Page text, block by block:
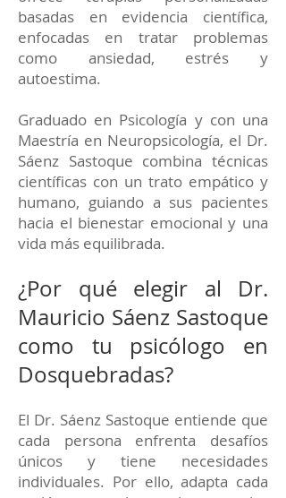
basadas en evidencia científica,
enfocadas en tratar problemas
como ansiedad, estrés y
autoestima.
Graduado en Psicología y con una
Maestría en Neuropsicología, el Dr.
Sáenz Sastoque combina técnicas
científicas con un trato empático y
humano, guiando a sus pacientes
hacia el bienestar emocional y una
vida más equilibrada.
¿Por qué elegir al Dr.
Mauricio Sáenz Sastoque
como tu psicólogo en
Dosquebradas?
El Dr. Sáenz Sastoque entiende que
cada persona enfrenta desafíos
únicos y tiene necesidades
individuales. Por ello, adapta cada